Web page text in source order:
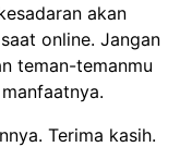
akan
online. Jangan
teman-temanmu
Terima kasih.